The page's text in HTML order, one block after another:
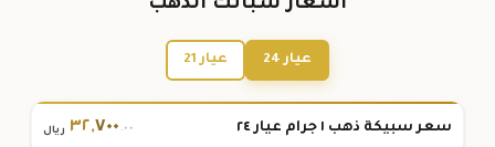
أسعار سبائك الذهب
عيار 24 عيار 21
سعر سبيكة ذهب ١ جرام عيار ٢٤ ٣٢,٧٠٠ .٠٠ ريال